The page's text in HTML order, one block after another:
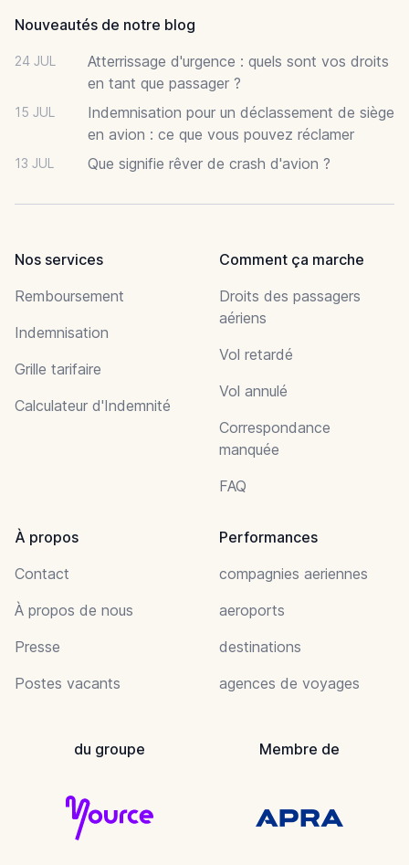
Nouveautés de notre blog
24 JUL
Atterrissage d'urgence : quels sont vos droits
en tant que passager ?
15 JUL
Indemnisation pour un déclassement de siège
en avion : ce que vous pouvez réclamer
13 JUL Que signifie rêver de crash d'avion ?
Nos services
Remboursement
Indemnisation
Grille tarifaire
Calculateur d'Indemnité
Comment ça marche
Droits des passagers
aériens
Vol retardé
Vol annulé
Correspondance
manquée
FAQ
À propos
Contact
À propos de nous
Presse
Postes vacants
Performances
compagnies aeriennes
aeroports
destinations
agences de voyages
du groupe Membre de